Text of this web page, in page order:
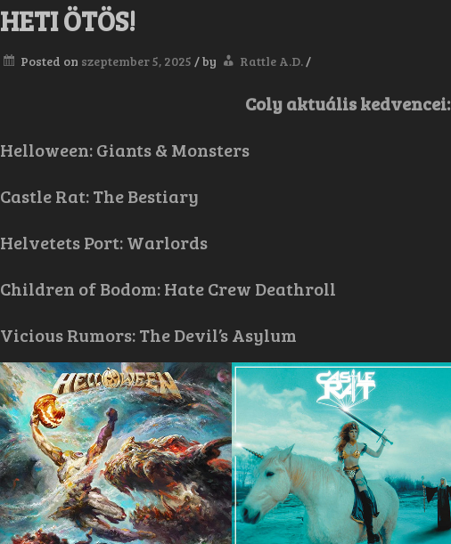
HETI ÖTÖS!
Posted on szeptember 5, 2025 /by Rattle A.D./
Coly aktuális kedvencei:
Helloween: Giants & Monsters
Castle Rat: The Bestiary
Helvetets Port: Warlords
Children of Bodom: Hate Crew Deathroll
Vicious Rumors: The Devil’s Asylum